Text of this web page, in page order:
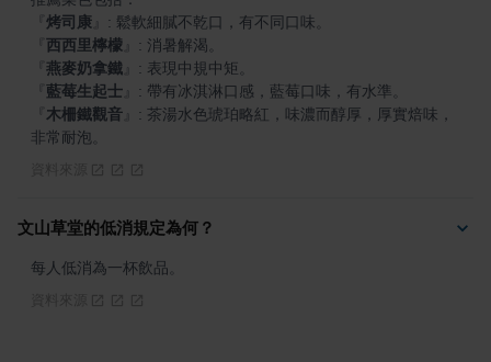
烤司康
西西里檸檬
燕麥奶拿鐵
藍莓生起士
木柵鐵觀音
: 茶湯水色琥珀略紅，味濃而醇厚，厚實焙味，
非常耐泡。
文山草堂的低消規定為何？
每人低消為一杯飲品。